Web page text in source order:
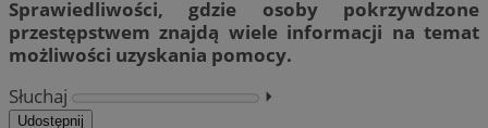
Sprawiedliwości, gdzie osoby pokrzywdzone
przestępstwem znajdą wiele informacji na temat
możliwości uzyskania pomocy.
Słuchaj
⏵︎
Udostępnij